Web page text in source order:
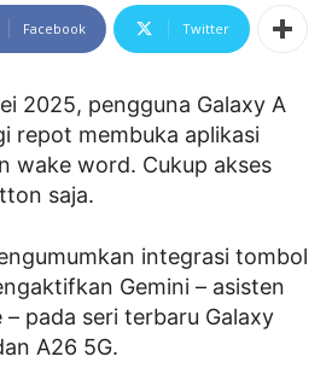
Facebook Twitter
2025, pengguna Galaxy A
repot membuka aplikasi
wake word. Cukup akses
saja.
integrasi tombol
Gemini – asisten
– pada seri terbaru Galaxy
A26 5G.